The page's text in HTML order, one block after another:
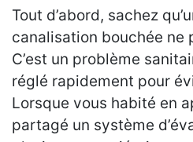
Tout d’abord, sachez
canalisation bouchée ne
C’est un problème
réglé rapidement pour
Lorsque vous habité en
partagé un système